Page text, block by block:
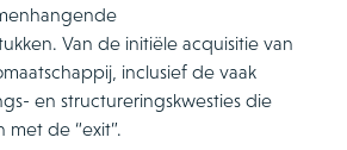
Van de initiële acquisitie van
inclusief de vaak
en structureringskwesties die
de “exit”.